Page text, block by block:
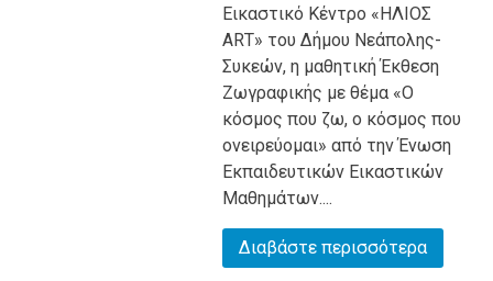
Εικαστικό Κέντρο «ΗΛΙΟΣ
ARΤ» του Δήμου Νεάπολης-
Συκεών, η μαθητική Έκθεση
Ζωγραφικής με θέμα «Ο
κόσμος που ζω, ο κόσμος που
ονειρεύομαι» από την Ένωση
Εκπαιδευτικών Εικαστικών
Μαθημάτων....
Διαβάστε περισσότερα